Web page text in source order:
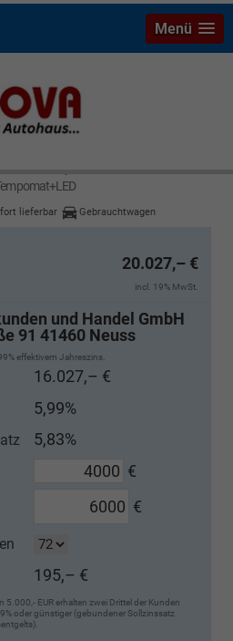
Menü
lieferbar Gebrauchtwagen
20.027,– €
incl. 19% MwSt.
und Handel GmbH
91 41460 Neuss
effektivem Jahreszins.
16.027,– €
5,99%
5,83%
€
€
195,– €
5.000,- EUR erhalten zwei Drittel der Kunden
oder günstiger (gebundener Sollzinssatz